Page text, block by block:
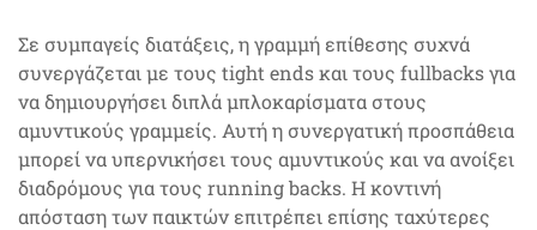
Σε συμπαγείς διατάξεις, η γραμμή επίθεσης συχνά
συνεργάζεται με τους tight ends και τους fullbacks για
να δημιουργήσει διπλά μπλοκαρίσματα στους
αμυντικούς γραμμείς. Αυτή η συνεργατική προσπάθεια
μπορεί να υπερνικήσει τους αμυντικούς και να ανοίξει
διαδρόμους για τους running backs. Η κοντινή
απόσταση των παικτών επιτρέπει επίσης ταχύτερες